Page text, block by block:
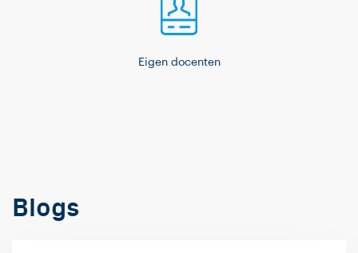
Eigen docenten
Blogs